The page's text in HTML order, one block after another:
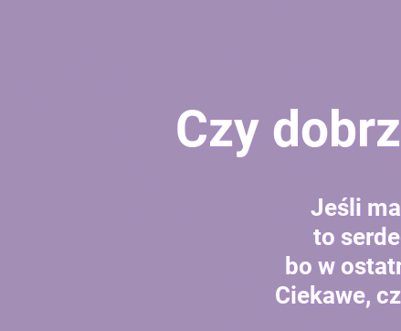
Czy
Jeśli
to
bo w
Ciekawe,